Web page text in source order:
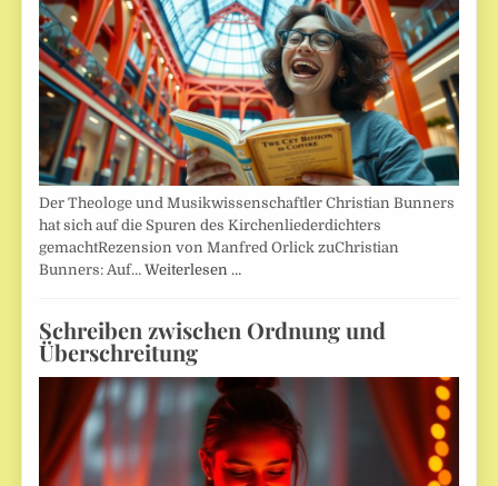
Der Theologe und Musikwissenschaftler Christian Bunners
hat sich auf die Spuren des Kirchenliederdichters
gemachtRezension von Manfred Orlick zuChristian
Bunners: Auf…Weiterlesen …
Schreiben zwischen Ordnung und
Überschreitung